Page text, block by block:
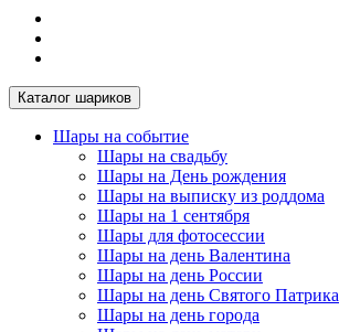
Каталог шариков
Шары на событие
Шары на свадьбу
Шары на День рождения
Шары на выписку из роддома
Шары на 1 сентября
Шары для фотосессии
Шары на день Валентина
Шары на день России
Шары на день Святого Патрика
Шары на день города